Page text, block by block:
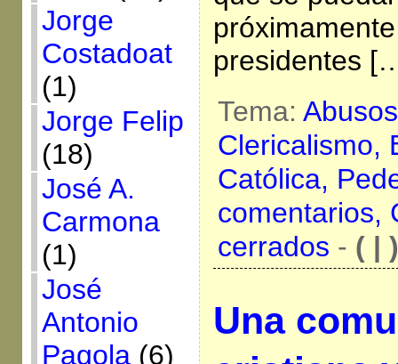
Jorge
Costadoat
(1)
Jorge Felip
(18)
José A.
Carmona
(1)
José
Antonio
Pagola(6)
presidentes
Tema:
Clericalismo,
Católica,
comentarios,
cerrados - ( | )
Una